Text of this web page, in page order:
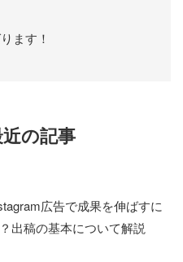
ます！
の記事
広告で成果を伸ばすに
出稿の基本について解説